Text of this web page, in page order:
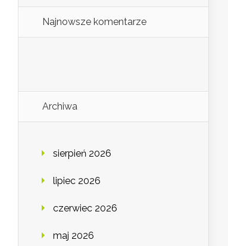
Najnowsze komentarze
Archiwa
sierpień 2026
lipiec 2026
czerwiec 2026
maj 2026